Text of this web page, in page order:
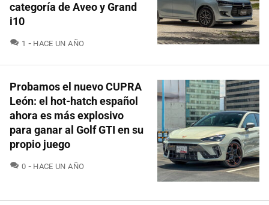
categoría de Aveo y Grand
i10
1 COMENTARIOS
HACE UN AÑO
Probamos el nuevo CUPRA
León: el hot-hatch español
ahora es más explosivo
para ganar al Golf GTI en su
propio juego
0 COMENTARIOS
HACE UN AÑO